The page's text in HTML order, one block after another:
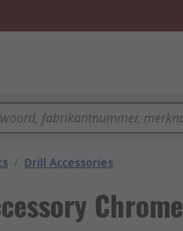
/ Drill Accessories
Chrome